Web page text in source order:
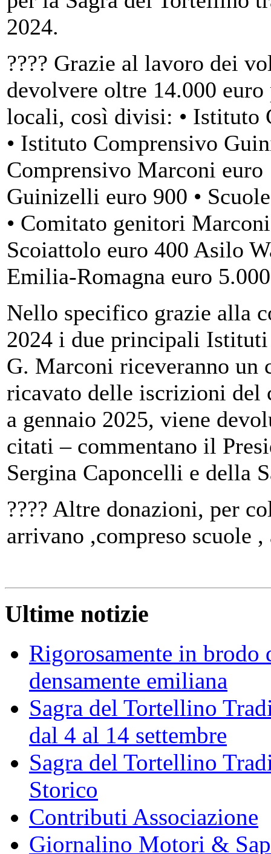
2024.
???? Grazie al lavoro dei
devolvere oltre 14.000
locali, così divisi: • Istituto
• Istituto Comprensivo
Comprensivo Marconi
Guinizelli euro 900 •
• Comitato genitori
Scoiattolo euro 400 Asilo
Emilia-Romagna euro
Nello specifico grazie alla
2024 i due principali
G. Marconi riceveranno
ricavato delle iscrizioni del
a gennaio 2025, viene
citati – commentano il
Sergina Caponcelli e della
???? Altre donazioni, per
arrivano ,compreso scuole
Ultime notizie
Rigorosamente in brodo
densamente emiliana
Sagra del Tortellino
dal 4 al 14 settembre
Sagra del Tortellino
Storico
Contributi Associazione
Giornalino Motori &